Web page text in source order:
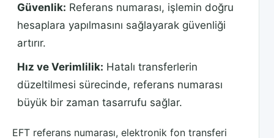
Güvenlik: Referans numarası, işlemin doğru
hesaplara yapılmasını sağlayarak güvenliği
artırır.
Hız ve Verimlilik: Hatalı transferlerin
düzeltilmesi sürecinde, referans numarası
büyük bir zaman tasarrufu sağlar.
EFT referans numarası, elektronik fon transferi